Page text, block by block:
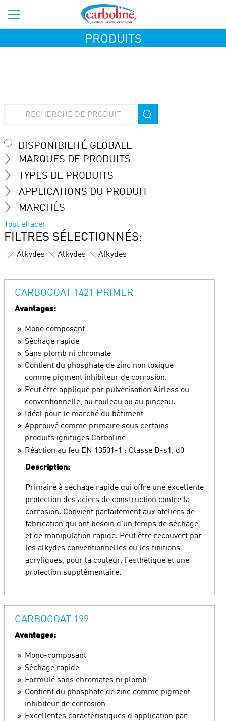
PRODUITS
DISPONIBILITÉ GLOBALE
MARQUES DE PRODUITS
TYPES DE PRODUITS
APPLICATIONS DU PRODUIT
MARCHÉS
Tout effacer
FILTRES SÉLECTIONNÉS:
Alkydes Alkydes Alkydes
CARBOCOAT 1421 PRIMER
Avantages:
Mono composant
Séchage rapide
Sans plomb ni chromate
Contient du phosphate de zinc non toxique
comme pigment inhibiteur de corrosion.
Peut être appliqué par pulvérisation Airless ou
conventionnelle, au rouleau ou au pinceau.
Idéal pour le marché du bâtiment
Approuvé comme primaire sous certains
produits ignifuges Carboline
Réaction au feu EN 13501-1 : Classe B-s1, d0
Description:
Primaire à séchage rapide qui offre une excellente
protection des aciers de construction contre la
corrosion. Convient parfaitement aux ateliers de
fabrication qui ont besoin d'un temps de séchage
et de manipulation rapide. Peut être recouvert par
les alkydes conventionnelles ou les finitions
acryliques, pour la couleur, l'esthétique et une
protection supplémentaire.
CARBOCOAT 199
Avantages:
Mono-composant
Séchage rapide
Formulé sans chromates ni plomb
Contient du phosphate de zinc comme pigment
inhibiteur de corrosion
Excellentes caractéristiques d’application par